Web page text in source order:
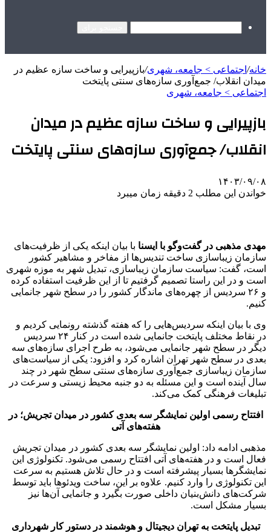
خانه/ اجتماعی > جامعه، شهری/بازپیرایی و ساخت سازه عظیم در
میدان انقلاب/ جمع‌آوری سازه‌های سنتی پایتخت
اجتماعی > جامعه، شهری
بازپیرایی و ساخت سازه عظیم در میدان
انقلاب/ جمع‌آوری سازه‌های سنتی پایتخت
۱۴۰۳/۰۹/۰۸
خواندن این مطلب 2 دقیقه زمان میبرد
مهدی مذهبی در گفت‌وگو با ایسنا با بیان اینکه یکی از ظرفیت‌های
سازمان زیباسازی ساخت تندیس‌ها از مفاخر و مشاهیر کشور
است، گفت: سیاست سازمان زیباسازی، تبدیل شهر به موزه شهری
است و در این راستا تصمیم گرفتیم تا از این ظرفیت استفاده کرده
و ۲۶ سردیس از چهره‌های ماندگار کشور را در سطح شهر جانمایی
کنیم.
وی با بیان اینکه سردیس‌هایی را که هفته گذشته رونمایی کردیم و
در نقاط مختلف پایتخت جانمایی شده است در کنار ۲۴ سردیس
دیگر در سطح شهر جانمایی می‌شود، به طرح اجرای سازه‌های سه
بعدی در سطح شهر تهران اشاره کرد و افزود: یکی از سیاست‌های
سازمان زیباسازی جمع‌آوری سازه‌های سنتی سطح شهر در چند
سال آینده است و این مسئله به دو جنبه محیط زیستی و سرعت در
تبلیغات فرهنگی کمک می‌کند.
افتتاح رسمی اولین نمایشگر سه بعدی کشور در میدان تجریش؛ در
هفته‌های آتی
مذهبی ادامه داد: اولین نمایشگر سه بعدی کشور در میدان تجریش
فعال است و در هفته‌های آتی افتتاح رسمی می‌شود. تکنولوژی این
نمایشگرها بسیار پیشرفته است و در حال تلاش هستیم به سرعت
این تکنولوژی را وارد کنیم. علاوه بر این، ساخت ویدئوها باید توسط
شرکت‌های دانش‌بنیان داخلی صورت بگیرد و جانمایی آن‌ها نیز
بسیار مشکل است.
تبدیل پایتخت به تهران دیجیتال و هوشمند در دستور کار شهرداری